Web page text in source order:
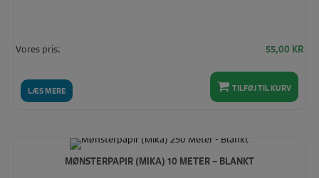
LÆS MERE
Vores pris: 55,00 KR
TILFØJ TIL KURV
MØNSTERPAPIR (MIKA) 10 METER – BLANKT